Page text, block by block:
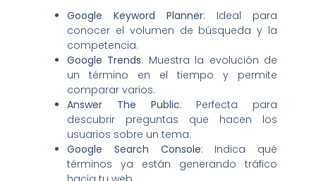
Google Keyword Planner: Ideal para
conocer el volumen de búsqueda y la
competencia.
Google Trends: Muestra la evolución de
un término en el tiempo y permite
comparar varios.
Answer The Public: Perfecta para
descubrir preguntas que hacen los
usuarios sobre un tema.
Google Search Console: Indica qué
términos ya están generando tráfico